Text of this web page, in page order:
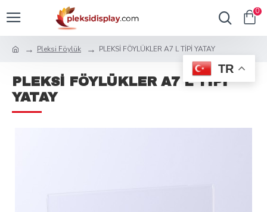
TR
0
Pleksi Föylük PLEKSİ FÖYLÜKLER A7 L TİPİ YATAY
PLEKSİ FÖYLÜKLER A7 L TİPİ
YATAY